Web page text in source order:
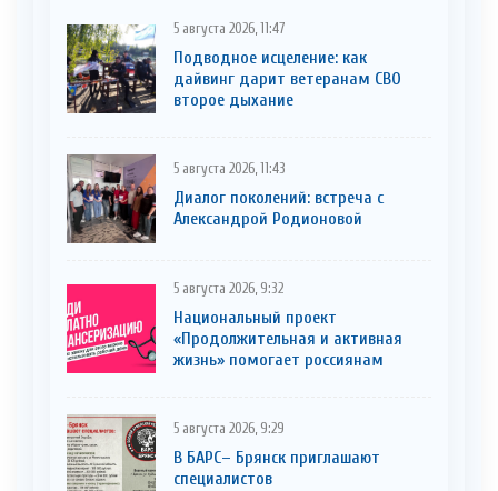
5 августа 2026, 11:47
Подводное исцеление: как
дайвинг дарит ветеранам СВО
второе дыхание
5 августа 2026, 11:43
Диалог поколений: встреча с
Александрой Родионовой
5 августа 2026, 9:32
Национальный проект
«Продолжительная и активная
жизнь» помогает россиянам
5 августа 2026, 9:29
В БАРС– Брянcк приглaшают
cпециaлистoв